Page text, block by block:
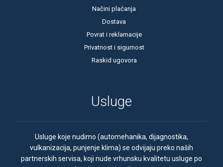
Načini plaćanja
Dostava
Povrat i reklamacije
Privatnost i sigurnost
Raskid ugovora
Usluge
Usluge koje nudimo (automehanika, dijagnostika,
vulkanizacija, punjenje klima) se odvijaju preko naših
partnerskih servisa, koji nude vrhunsku kvalitetu usluge po